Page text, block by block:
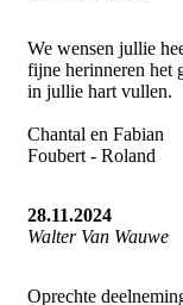
We wensen jullie
fijne herinneren het
in jullie hart vullen.
Chantal en Fabian
Foubert - Roland
28.11.2024
Walter Van Wauwe
Oprechte